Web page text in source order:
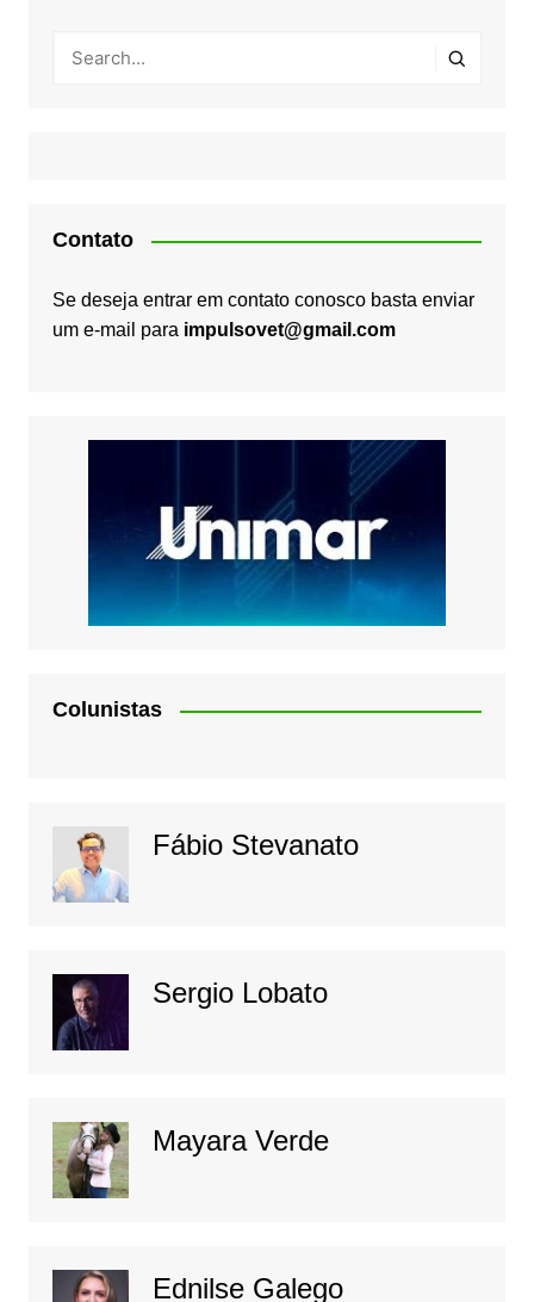
Contato
Se deseja entrar em contato conosco basta enviar
um e-mail para impulsovet@gmail.com
Colunistas
Fábio Stevanato
Sergio Lobato
Mayara Verde
Ednilse Galego